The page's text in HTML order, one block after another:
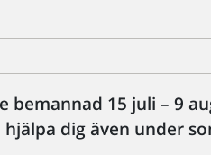
bemannad 15 juli – 9
dig även under